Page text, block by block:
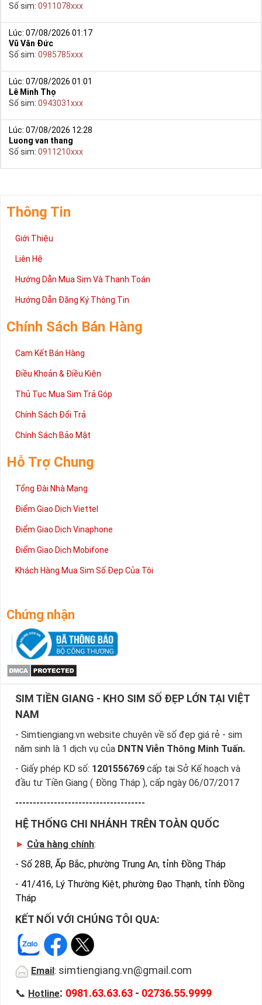
Số sim: 0911078xxx
Lúc: 07/08/2026 01:17
Vũ Văn Đức
Số sim: 0985785xxx
Lúc: 07/08/2026 01:01
Lê Minh Thọ
Số sim: 0943031xxx
Lúc: 07/08/2026 12:28
Luong van thang
Số sim: 0911210xxx
Thông Tin
Giới Thiệu
Liên Hệ
Hướng Dẫn Mua Sim Và Thanh Toán
Hướng Dẫn Đăng Ký Thông Tin
Chính Sách Bán Hàng
Cam Kết Bán Hàng
Điều Khoản & Điều Kiện
Thủ Tục Mua Sim Trả Góp
Chính Sách Đổi Trả
Chính Sách Bảo Mật
Hỗ Trợ Chung
Tổng Đài Nhà Mạng
Điểm Giao Dịch Viettel
Điểm Giao Dịch Vinaphone
Điểm Giao Dịch Mobifone
Khách Hàng Mua Sim Số Đẹp Của Tôi
Chứng nhận
SIM TIỀN GIANG - KHO SIM SỐ ĐẸP LỚN TẠI VIỆT
NAM
- Simtiengiang.vn website chuyên về số đẹp giá rẻ - sim
năm sinh là 1 dịch vụ của DNTN Viễn Thông Minh Tuấn.
- Giấy phép KD số: 1201556769 cấp tại Sở Kế hoạch và
đầu tư Tiền Giang ( Đồng Tháp ), cấp ngày 06/07/2017
-------------------------------------
HỆ THỐNG CHI NHÁNH TRÊN TOÀN QUỐC
► Cửa hàng chính:
- Số 28B, Ấp Bắc, phường Trung An, tỉnh Đồng Tháp
- 41/416, Lý Thường Kiệt, phường Đạo Thạnh, tỉnh Đồng
Tháp
KẾT NỐI VỚI CHÚNG TÔI QUA:
Email: simtiengiang.vn@gmail.com
📞 Hotline: 0981.63.63.63 - 02736.55.9999